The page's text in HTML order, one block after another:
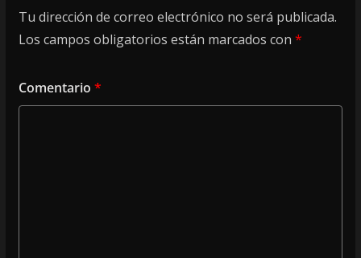
Tu dirección de correo electrónico no será publicada.
Los campos obligatorios están marcados con *
Comentario *